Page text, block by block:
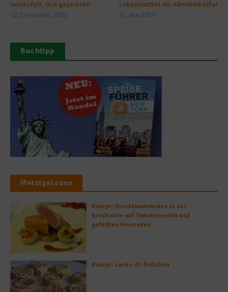
verteufelt, mal gepriesen
12. Dezember 2020
Lebensmittel als Abnehmhelfer
21. Mai 2017
Buchtipp
Meistgelesen
Rezept: Deichlammrücken in der
Brotkruste auf Tomatenconfit und
gefüllten Poveraden
Rezept: Lachs-Ei-Röllchen